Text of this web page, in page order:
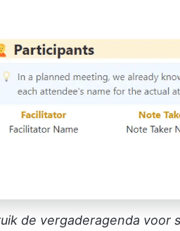
de vergaderagenda voor